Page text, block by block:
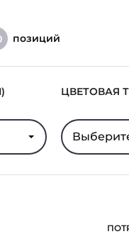
позиций
ЦВЕТОВАЯ